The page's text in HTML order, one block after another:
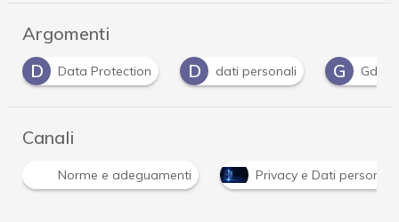
Argomenti
D
Data Protection D dati personali G Gdpr
Canali
Norme e adeguamenti Privacy e Dati personali